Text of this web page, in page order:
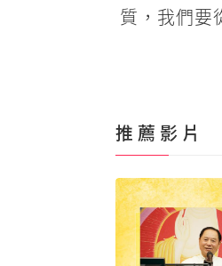
質，我們要
推 薦 影 片